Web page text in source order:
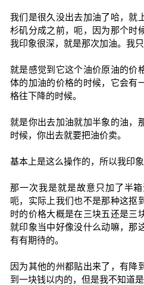
我们是很久没出去加油了哈，就
杉矶分成之前，呃，因为那个时
我印象很深，就是那次加油。我只
就是感觉到它这个油价原油的价
体的加油的价格的时候，它会有
格往下降的时候。
就是你出去加油就加半象的油，
时候，你出去就要把油价卖。
基本上是这么操作的，所以我印象
那一次我是就是故意只加了半
呃，实际上我们也不是那种这抠
时的价格大概是在三块五还是三
就印象当中好像没什么动嘛，那
有有期待的。
因为其他的州都贴出来了，有降
到一块钱以内的，但是我不知道是